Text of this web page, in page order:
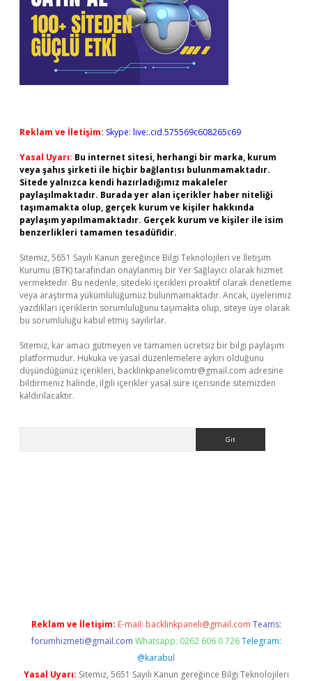
Reklam ve İletişim: Skype: live:.cid.575569c608265c69
Yasal Uyarı: Bu internet sitesi, herhangi bir marka, kurum
veya şahıs şirketi ile hiçbir bağlantısı bulunmamaktadır.
Sitede yalnızca kendi hazırladığımız makaleler
paylaşılmaktadır. Burada yer alan içerikler haber niteliği
taşımamakta olup, gerçek kurum ve kişiler hakkında
paylaşım yapılmamaktadır. Gerçek kurum ve kişiler ile isim
benzerlikleri tamamen tesadüfidir.
Sitemiz, 5651 Sayılı Kanun gereğince Bilgi Teknolojileri ve İletişim
Kurumu (BTK) tarafından onaylanmış bir Yer Sağlayıcı olarak hizmet
vermektedir. Bu nedenle, sitedeki içerikleri proaktif olarak denetleme
veya araştırma yükümlülüğümüz bulunmamaktadır. Ancak, üyelerimiz
yazdıkları içeriklerin sorumluluğunu taşımakta olup, siteye üye olarak
bu sorumluluğu kabul etmiş sayılırlar.
Sitemiz, kar amacı gütmeyen ve tamamen ücretsiz bir bilgi paylaşım
platformudur. Hukuka ve yasal düzenlemelere aykırı olduğunu
düşündüğünüz içerikleri, backlinkpanelicomtr@gmail.com adresine
bildirmeniz halinde, ilgili içerikler yasal süre içerisinde sitemizden
kaldırılacaktır.
Reklam ve İletişim: E-mail: backlinkpaneli@gmail.com Teams:
forumhizmeti@gmail.com Whatsapp: 0262 606 0 726 Telegram:
@karabul
Yasal Uyarı: Sitemiz, 5651 Sayılı Kanun gereğince Bilgi Teknolojileri